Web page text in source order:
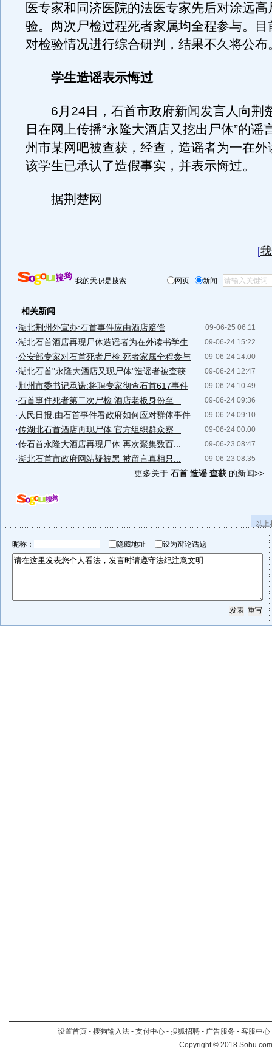
医专家和同济医院的法医专家先后对涂远
验。两次尸检过程死者家属均全程参与。目
对检验情况进行综合研判，结果不久将公布
学生造谣表示悔过
6月24日，石首市政府新闻发言人向荆
日在网上传播“永隆大酒店又挖出尸体”的谣
州市某网吧被查获，经查，造谣者为一在外
该学生已承认了造假事实，并表示悔过。
据荆楚网
[
我的天职是搜索 网页 新闻
相关新闻
09-06-25 06:11
·湖北荆州外宣办:石首事件应由酒店赔偿
09-06-24 15:22
·湖北石首酒店再现尸体造谣者为在外读书学生
09-06-24 14:00
·公安部专家对石首死者尸检 死者家属全程参与
09-06-24 12:47
·湖北石首"永隆大酒店又现尸体"造谣者被查获
09-06-24 10:49
·荆州市委书记承诺:将聘专家彻查石首617事件
09-06-24 09:36
·石首事件死者第二次尸检 酒店老板身份至...
09-06-24 09:10
· 人民日报:由石首事件看政府如何应对群体事件
09-06-24 00:00
·传湖北石首酒店再现尸体 官方组织群众察...
09-06-23 08:47
·传石首永隆大酒店再现尸体 再次聚集数百...
09-06-23 08:35
·湖北石首市政府网站疑被黑 被留言真相只...
更多关于 石首 造谣 查获 的新闻>>
以
昵称： 隐藏地址 设为辩论话题
设置首页 - 搜狗输入法 - 支付中心 - 搜狐招聘 - 广告服务 - 客服中心
Copyright©2018